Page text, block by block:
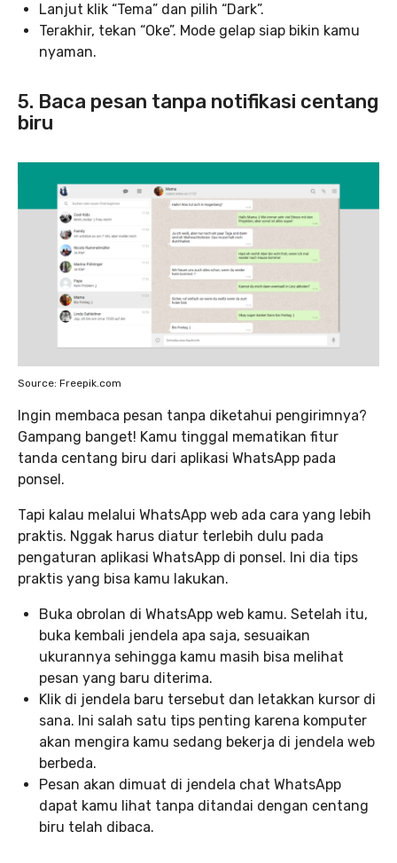
Lanjut klik “Tema” dan pilih “Dark”.
Terakhir, tekan “Oke”. Mode gelap siap bikin kamu
nyaman.
5. Baca pesan tanpa notifikasi centang
biru
Source: Freepik.com
Ingin membaca pesan tanpa diketahui pengirimnya?
Gampang banget! Kamu tinggal mematikan fitur
tanda centang biru dari aplikasi WhatsApp pada
ponsel.
Tapi kalau melalui WhatsApp web ada cara yang lebih
praktis. Nggak harus diatur terlebih dulu pada
pengaturan aplikasi WhatsApp di ponsel. Ini dia tips
praktis yang bisa kamu lakukan.
Buka obrolan di WhatsApp web kamu. Setelah itu,
buka kembali jendela apa saja, sesuaikan
ukurannya sehingga kamu masih bisa melihat
pesan yang baru diterima.
Klik di jendela baru tersebut dan letakkan kursor di
sana. Ini salah satu tips penting karena komputer
akan mengira kamu sedang bekerja di jendela web
berbeda.
Pesan akan dimuat di jendela chat WhatsApp
dapat kamu lihat tanpa ditandai dengan centang
biru telah dibaca.